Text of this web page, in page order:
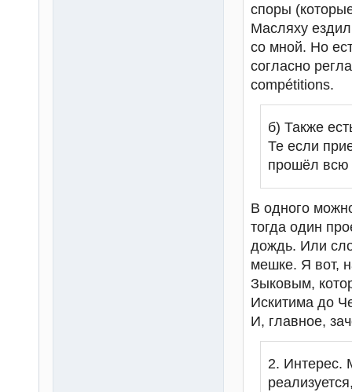
споры
Масляху
со мной. Но
согласно
compétitions.
б) Также
Те если
прошёл всю
В одного
тогда один
дождь. Или
мешке. Я вот,
Зыковым,
Искитима до
И, главное,
2. Интерес.